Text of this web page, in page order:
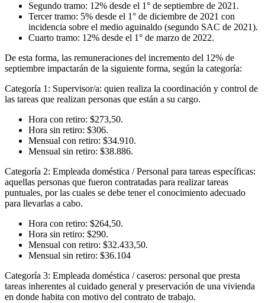
Segundo tramo: 12% desde el 1° de septiembre de 2021.
Tercer tramo: 5% desde el 1° de diciembre de 2021 con
incidencia sobre el medio aguinaldo (segundo SAC de 2021).
Cuarto tramo: 12% desde el 1° de marzo de 2022.
De esta forma, las remuneraciones del incremento del 12% de
septiembre impactarán de la siguiente forma, según la categoría:
Categoría 1: Supervisor/a: quien realiza la coordinación y control de
las tareas que realizan personas que están a su cargo.
Hora con retiro: $273,50.
Hora sin retiro: $306.
Mensual con retiro: $34.910.
Mensual sin retiro: $38.886.
Categoría 2: Empleada doméstica / Personal para tareas específicas:
aquellas personas que fueron contratadas para realizar tareas
puntuales, por las cuales se debe tener el conocimiento adecuado
para llevarlas a cabo.
Hora con retiro: $264,50.
Hora sin retiro: $290.
Mensual con retiro: $32.433,50.
Mensual sin retiro: $36.104
Categoría 3: Empleada doméstica / caseros: personal que presta
tareas inherentes al cuidado general y preservación de una vivienda
en donde habita con motivo del contrato de trabajo.